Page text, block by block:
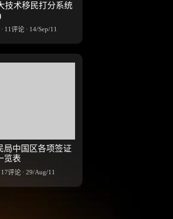
技术移民打分系统
11评论 · 14/Sep/11
局中国区各项签证
览表
评论 · 29/Aug/11